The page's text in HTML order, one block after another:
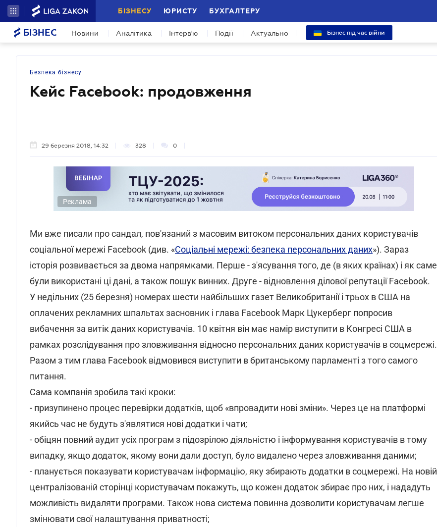
БІЗНЕСУ ЮРИСТУ БУХГАЛТЕРУ
БІЗНЕС Новини Аналітика Інтерв'ю Події Актуально Бізнес під час війни
Безпека бізнесу
Кейс Facebook: продовження
29 березня 2018, 14:32 328 0
Реклама
Ми вже писали про сандал, пов'язаний з масовим витоком персональних даних користувачів
соціальної мережі Facebook (див. «Соціальні мережі: безпека персональних даних»). Зараз
історія розвивається за двома напрямками. Перше - з'ясування того, де (в яких країнах) і як саме
були використані ці дані, а також пошук винних. Друге - відновлення ділової репутації Facebook.
У недільних (25 березня) номерах шести найбільших газет Великобританії і трьох в США на
оплачених рекламних шпальтах засновник і глава Facebook Марк Цукерберг попросив
вибачення за витік даних користувачів. 10 квітня він має намір виступити в Конгресі США в
рамках розслідування про зловживання відносно персональних даних користувачів в соцмережі.
Разом з тим глава Facebook відмовився виступити в британському парламенті з того самого
питання.
Сама компанія зробила такі кроки:
- призупинено процес перевірки додатків, щоб «впровадити нові зміни». Через це на платформі
якийсь час не будуть з'являтися нові додатки і чати;
- обіцян повний аудит усіх програм з підозрілою діяльністю і інформування користувачів в тому
випадку, якщо додаток, якому вони дали доступ, було видалено через зловживання даними;
- планується показувати користувачам інформацію, яку збирають додатки в соцмережі. На новій
централізованій сторінці користувачам покажуть, що кожен додаток збирає про них, і нададуть
можливість видаляти програми. Також нова система повинна дозволити користувачам легше
змінювати свої налаштування приватності;